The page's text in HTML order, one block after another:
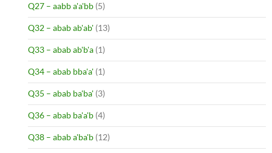
Q27 – aabb a'a'bb (5)
Q32 – abab ab'ab' (13)
Q33 – abab ab'b'a (1)
Q34 – abab bba'a' (1)
Q35 – abab ba'ba' (3)
Q36 – abab ba'a'b (4)
Q38 – abab a'ba'b (12)